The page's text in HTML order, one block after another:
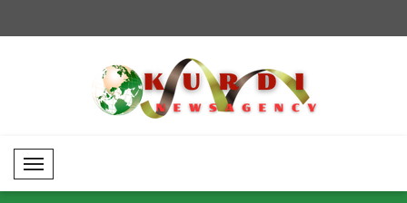
Mobil Menü